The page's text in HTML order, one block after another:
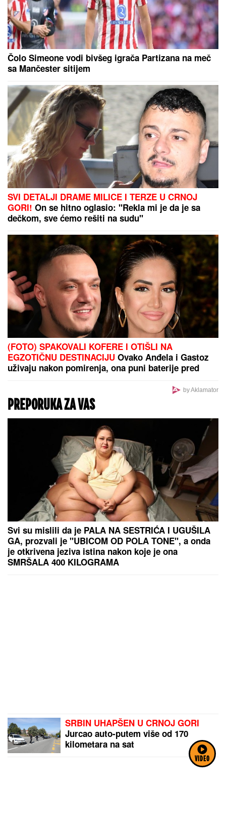
VIDEO
Čolo Simeone vodi bivšeg igrača Partizana na meč
sa Mančester sitijem
SVI DETALJI DRAME MILICE I TERZE U CRNOJ
GORI! On se hitno oglasio: "Rekla mi je da je sa
dečkom, sve ćemo rešiti na sudu"
(FOTO) SPAKOVALI KOFERE I OTIŠLI NA
EGZOTIČNU DESTINACIJU Ovako Anđela i Gastoz
uživaju nakon pomirenja, ona puni baterije pred
by Aklamator
PREPORUKA ZA VAS
Svi su mislili da je PALA NA SESTRIĆA I UGUŠILA
GA, prozvali je "UBICOM OD POLA TONE", a onda
je otkrivena jeziva istina nakon koje je ona
SMRŠALA 400 KILOGRAMA
SRBIN UHAPŠEN U CRNOJ GORI
Jurcao auto-putem više od 170
kilometara na sat